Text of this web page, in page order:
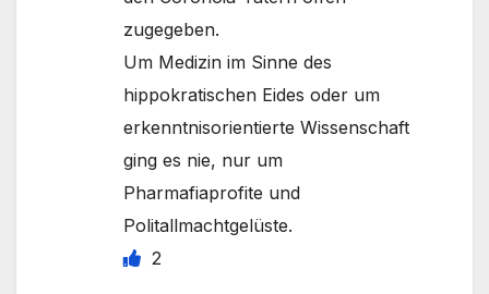
zugegeben.
Um Medizin im Sinne des
hippokratischen Eides oder um
erkenntnisorientierte Wissenschaft
ging es nie, nur um
Pharmafiaprofite und
Politallmachtgelüste.
2